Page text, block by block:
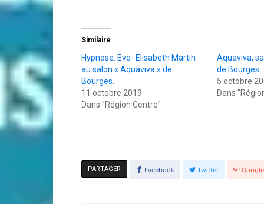
Similaire
Hypnose: Eve- Elisabeth Martin
au salon « Aquaviva » de
Bourges.
11 octobre 2019
Dans "Région Centre"
Aquaviva,
de Bourges
5 octobre
Dans
PARTAGER Facebook Twitter